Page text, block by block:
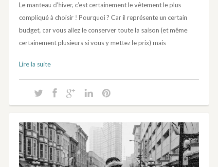
Le manteau d’hiver, c’est certainement le vêtement le plus
compliqué à choisir ! Pourquoi ? Car il représente un certain
budget, car vous allez le conserver toute la saison (et même
certainement plusieurs si vous y mettez le prix) mais
Lire la suite